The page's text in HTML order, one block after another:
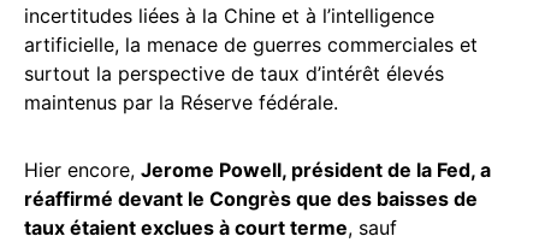
incertitudes liées à la Chine et à l’intelligence
artificielle, la menace de guerres commerciales et
surtout la perspective de taux d’intérêt élevés
maintenus par la Réserve fédérale.
Hier encore, Jerome Powell, président de la Fed, a
réaffirmé devant le Congrès que des baisses de
taux étaient exclues à court terme, sauf